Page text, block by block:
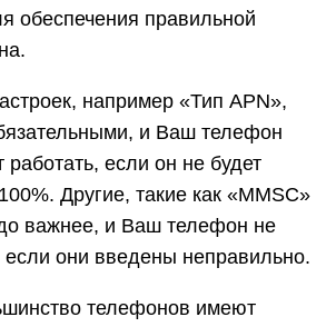
обеспечения правильной
например «Тип APN»,
и Ваш телефон
работать, если он не будет
Другие, такие как «MMSC»
важнее, и Ваш телефон не
если они введены неправильно.
телефонов имеют